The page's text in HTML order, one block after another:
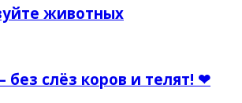
животных
слёз коров и телят! ❤